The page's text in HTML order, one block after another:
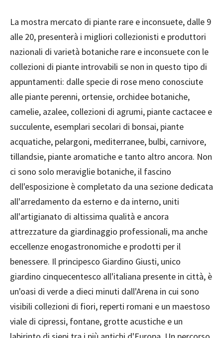
La mostra mercato di piante rare e inconsuete, dalle 9
alle 20, presenterà i migliori collezionisti e produttori
nazionali di varietà botaniche rare e inconsuete con le
collezioni di piante introvabili se non in questo tipo di
appuntamenti: dalle specie di rose meno conosciute
alle piante perenni, ortensie, orchidee botaniche,
camelie, azalee, collezioni di agrumi, piante cactacee e
succulente, esemplari secolari di bonsai, piante
acquatiche, pelargoni, mediterranee, bulbi, carnivore,
tillandsie, piante aromatiche e tanto altro ancora. Non
ci sono solo meraviglie botaniche, il fascino
dell'esposizione è completato da una sezione dedicata
all'arredamento da esterno e da interno, uniti
all'artigianato di altissima qualità e ancora
attrezzature da giardinaggio professionali, ma anche
eccellenze enogastronomiche e prodotti per il
benessere. Il principesco Giardino Giusti, unico
giardino cinquecentesco all'italiana presente in città, è
un'oasi di verde a dieci minuti dall'Arena in cui sono
visibili collezioni di fiori, reperti romani e un maestoso
viale di cipressi, fontane, grotte acustiche e un